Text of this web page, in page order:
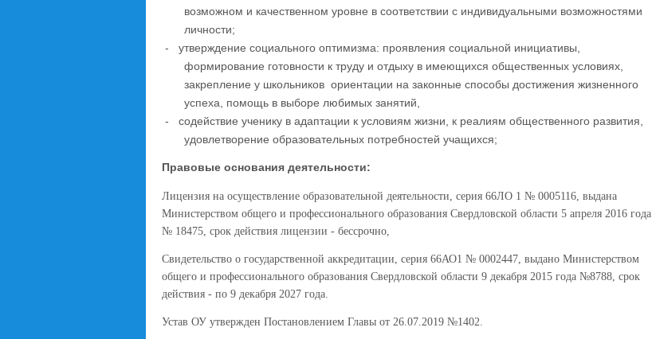
возможном и качественном уровне в соответствии с индивидуальными возможностями
личности;
-утверждение социального оптимизма: проявления социальной инициативы,
формирование готовности к труду и отдыху в имеющихся общественных условиях,
закрепление у школьников ориентации на законные способы достижения жизненного
успеха, помощь в выборе любимых занятий,
-содействие ученику в адаптации к условиям жизни, к реалиям общественного развития,
удовлетворение образовательных потребностей учащихся;
Правовые основания деятельности:
Лицензия на осуществление образовательной деятельности, серия 66ЛО 1 № 0005116, выдана
Министерством общего и профессионального образования Свердловской области 5 апреля 2016 года
№ 18475, срок действия лицензии - бессрочно,
Свидетельство о государственной аккредитации, серия 66АО1 № 0002447, выдано Министерством
общего и профессионального образования Свердловской области 9 декабря 2015 года №8788, срок
действия - по 9 декабря 2027 года.
Устав ОУ утвержден Постановлением Главы от 26.07.2019 №1402.